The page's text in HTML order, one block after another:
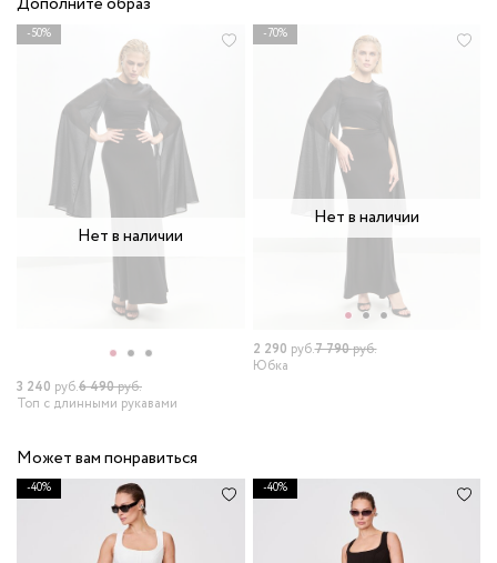
Нет в наличии
-50%
3 240 руб.6 490руб.
Топ с длинными рукавами
Нет в наличии
-70%
2 290 руб.7 790руб.
Юбка
Может вам понравиться
-40% -40%